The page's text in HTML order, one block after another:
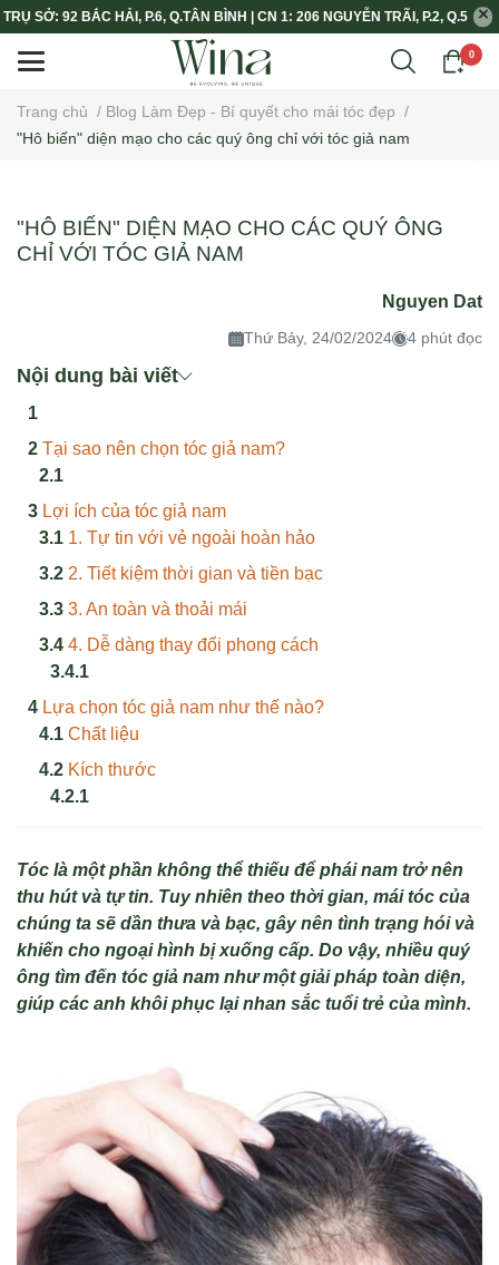
TRỤ SỞ: 92 BẮC HẢI, P.6, Q.TÂN BÌNH | CN 1: 206 NGUYỄN TRÃI, P.2, Q.5
0
Trang chủ / Blog Làm Đẹp - Bí quyết cho mái tóc đẹp /
"Hô biến" diện mạo cho các quý ông chỉ với tóc giả nam
"HÔ BIẾN" DIỆN MẠO CHO CÁC QUÝ ÔNG
CHỈ VỚI TÓC GIẢ NAM
Nguyen Dat
Thứ Bảy, 24/02/2024 4 phút đọc
Nội dung bài viết
Tại sao nên chọn tóc giả nam?
Lợi ích của tóc giả nam
1. Tự tin với vẻ ngoài hoàn hảo
2. Tiết kiệm thời gian và tiền bạc
3. An toàn và thoải mái
4. Dễ dàng thay đổi phong cách
Lựa chọn tóc giả nam như thế nào?
Chất liệu
Kích thước
Tóc là một phần không thể thiếu để phái nam trở nên
thu hút và tự tin. Tuy nhiên theo thời gian, mái tóc của
chúng ta sẽ dần thưa và bạc, gây nên tình trạng hói và
khiến cho ngoại hình bị xuống cấp. Do vậy, nhiều quý
ông tìm đến tóc giả nam như một giải pháp toàn diện,
giúp các anh khôi phục lại nhan sắc tuổi trẻ của mình.